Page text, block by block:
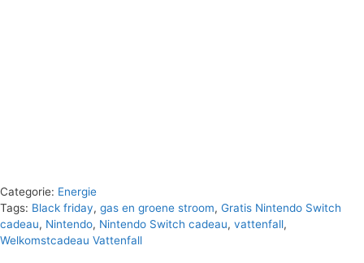
Categorie: Energie
Tags: Black friday, gas en groene stroom, Gratis Nintendo Switch
cadeau, Nintendo, Nintendo Switch cadeau, vattenfall,
Welkomstcadeau Vattenfall